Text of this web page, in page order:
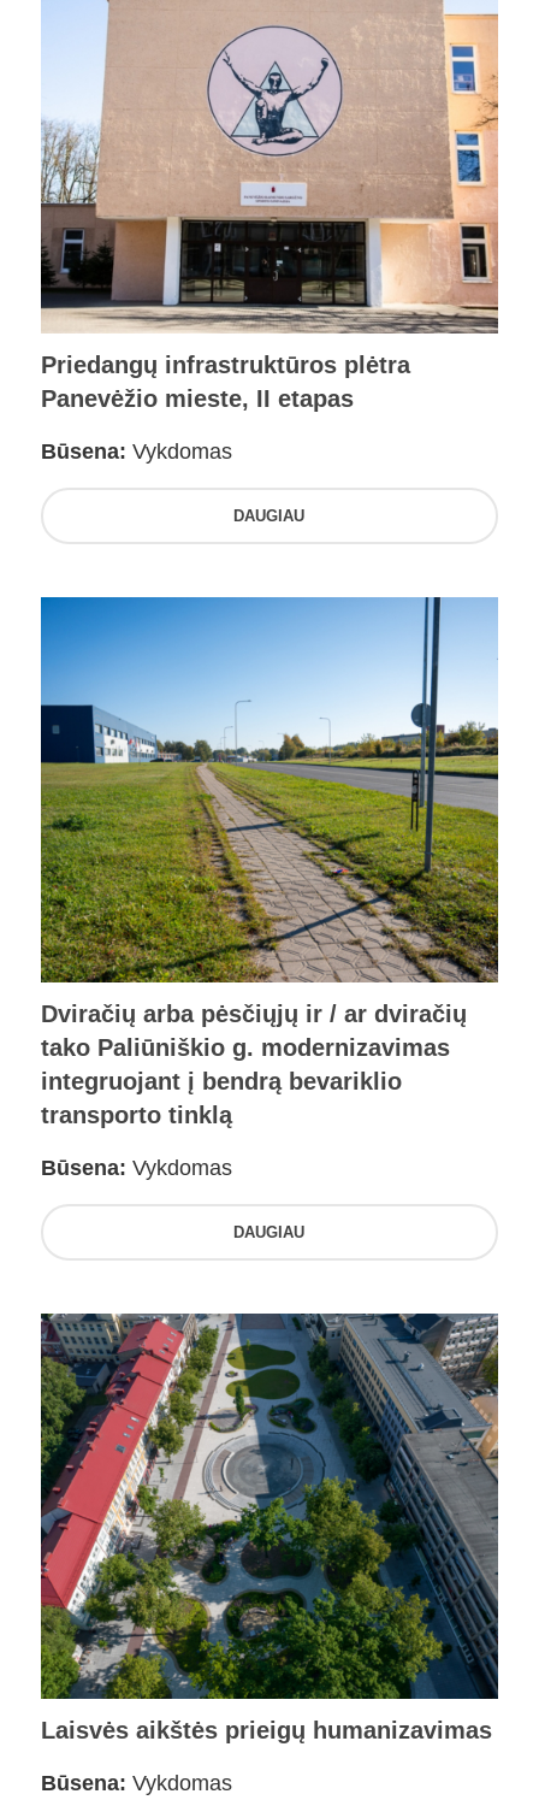
Priedangų infrastruktūros plėtra
Panevėžio mieste, II etapas
Būsena: Vykdomas
DAUGIAU
Dviračių arba pėsčiųjų ir / ar dviračių
tako Paliūniškio g. modernizavimas
integruojant į bendrą bevariklio
transporto tinklą
Būsena: Vykdomas
DAUGIAU
Laisvės aikštės prieigų humanizavimas
Būsena: Vykdomas